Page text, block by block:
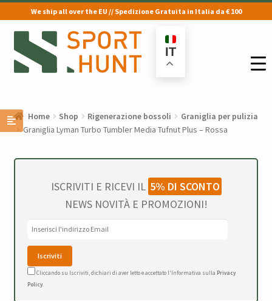
We ship all over the EU // Spedizione Gratuita in Italia da € 100
Vai
alla
navigazione
Vai
al
contenuto
IT
Home Shop Rigenerazione bossoli
Graniglia per pulizia
Graniglia Lyman Turbo Tumbler Media Tufnut Plus – Rossa
ISCRIVITI E RICEVI IL 5% DI SCONTO
NEWS NOVITÀ E PROMOZIONI!
Cliccando su Iscriviti, dichiari di aver letto e accettato l'Informativa sulla Privacy
Policy.